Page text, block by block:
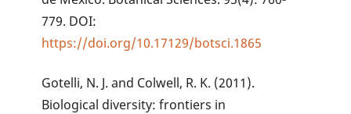
779. DOI:
https://doi.org/10.17129/botsci.1865
Gotelli, N. J. and Colwell, R. K. (2011).
Biological diversity: frontiers in